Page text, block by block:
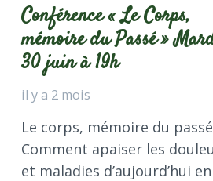
Conférence « Le Corps,
mémoire du Passé »
30 juin à 19h
il y a 2 mois
Le corps, mémoire du
Comment apaiser les
et maladies d’aujourd’hui en